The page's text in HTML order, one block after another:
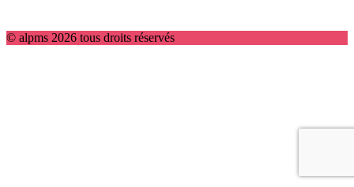
© alpms 2026 tous droits réservés